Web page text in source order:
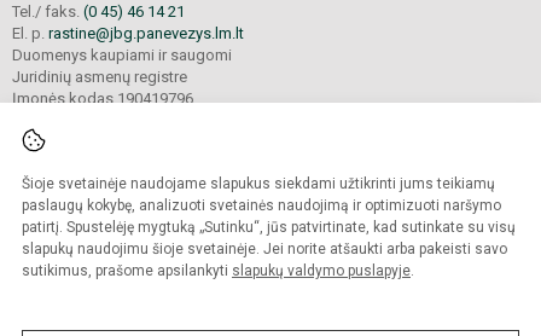
Šioje svetainėje naudojame slapukus siekdami užtikrinti jums teikiamų
paslaugų kokybę, analizuoti svetainės naudojimą ir optimizuoti naršymo
patirtį. Spustelėję mygtuką „Sutinku“, jūs patvirtinate, kad sutinkate su visų
slapukų naudojimu šioje svetainėje. Jei norite atšaukti arba pakeisti savo
sutikimus, prašome apsilankyti slapukų valdymo puslapyje.
Tel./ faks. (0 45) 46 14 21
El. p. rastine@jbg.panevezys.lm.lt
Duomenys kaupiami ir saugomi
Juridinių asmenų registre
Įmonės kodas 190419796
© 2026. Panevėžio Juozo Balčikonio gimnazija. Visos teisės saugomos.
Kopijuoti turinį be raštiško gimnazijos sutikimo griežtai draudžiama.
Prieinamumo paraiška Slapukų politika
Sumanus būdas atnaujinti